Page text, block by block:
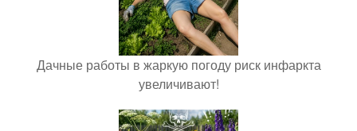
Дачные работы в жаркую погоду риск инфаркта
увеличивают!